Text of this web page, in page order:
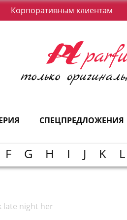
Корпоративным клиентам
СПЕЦПРЕДЛОЖЕНИЯ
F G H I J K L
late night her